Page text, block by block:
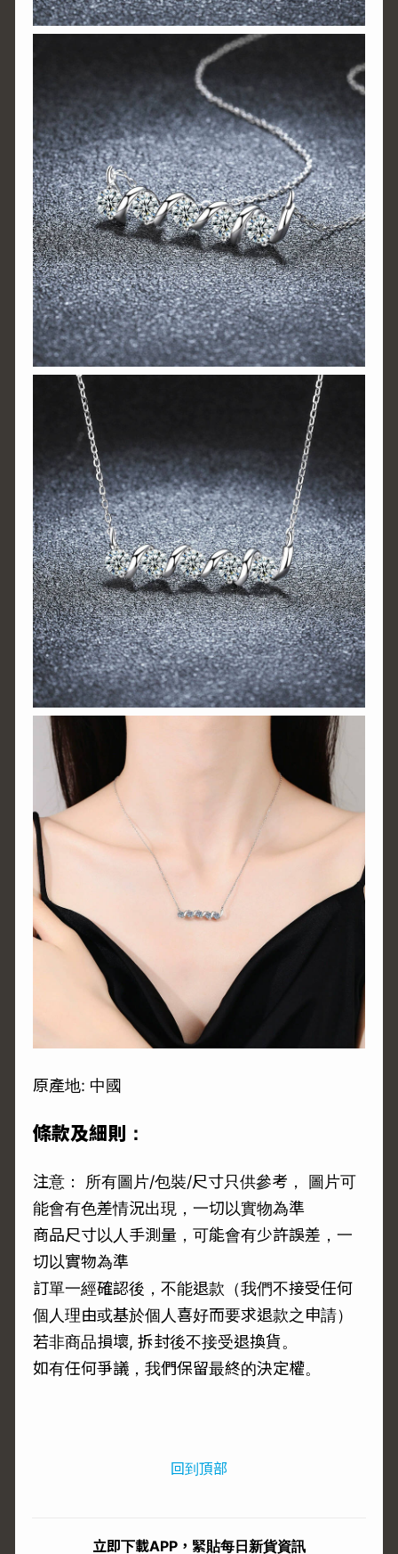
原產地: 中國
條款及細則：
注意： 所有圖片/包裝/尺寸只供參考， 圖片可
能會有色差情況出現，一切以實物為準
商品尺寸以人手測量，可能會有少許誤差，一
切以實物為準
訂單一經確認後，不能退款（我們不接受任何
個人理由或基於個人喜好而要求退款之申請）
若非商品損壞, 拆封後不接受退換貨。
如有任何爭議，我們保留最終的決定權。
回到頂部
立即下載APP，緊貼每日新貨資訊